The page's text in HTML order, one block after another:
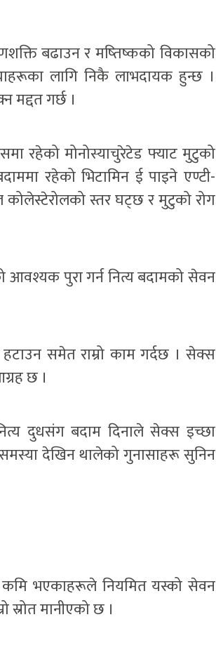
बढाउन र मष्तिष्कको विकासको
लागि निकै लाभदायक हुन्छ ।
मद्दत गर्छ ।
रहेको मोनोस्याचुरेटेड फ्याट मुटुको
रहेको भिटामिन ई पाइने एण्टी-
स्तर घट्छ र मुटुको रोग
आवश्यक पुरा गर्न नित्य बदामको सेवन
समेत राम्रो काम गर्दछ । सेक्स
छ ।
दुधसंग बदाम दिनाले सेक्स इच्छा
देखिन थालेको गुनासाहरू सुनिन
कमि भएकाहरूले नियमित यस्को सेवन
स्रोत मानीएको छ ।